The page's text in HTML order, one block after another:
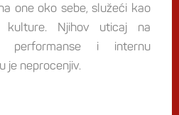
one oko sebe, služeći kao
kulture. Njihov uticaj na
performanse i internu
je neprocenjiv.